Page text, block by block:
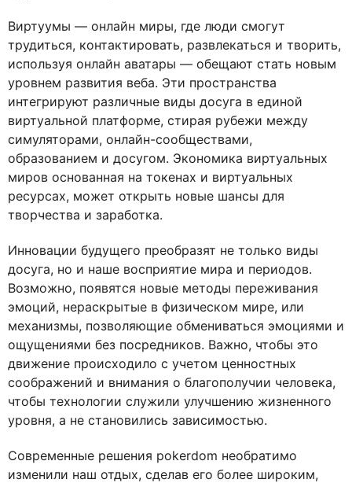
Виртуумы — онлайн миры, где люди смогут
трудиться, контактировать, развлекаться и творить,
используя онлайн аватары — обещают стать новым
уровнем развития веба. Эти пространства
интегрируют различные виды досуга в единой
виртуальной платформе, стирая рубежи между
симуляторами, онлайн-сообществами,
образованием и досугом. Экономика виртуальных
миров основанная на токенах и виртуальных
ресурсах, может открыть новые шансы для
творчества и заработка.
Инновации будущего преобразят не только виды
досуга, но и наше восприятие мира и периодов.
Возможно, появятся новые методы переживания
эмоций, нераскрытые в физическом мире, или
механизмы, позволяющие обмениваться эмоциями и
ощущениями без посредников. Важно, чтобы это
движение происходило с учетом ценностных
соображений и внимания о благополучии человека,
чтобы технологии служили улучшению жизненного
уровня, а не становились зависимостью.
Современные решения pokerdom необратимо
изменили наш отдых, сделав его более широким,